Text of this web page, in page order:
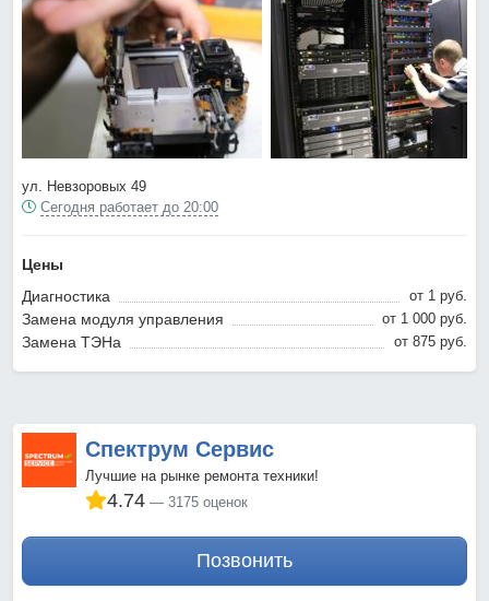
ул. Невзоровых 49
Сегодня работает до 20:00
Цены
Диагностика
от 1 pyб.
Замена модуля управления от 1 000 pyб.
Замена ТЭНа от 875 pyб.
Спектрум Сервис
Лучшие на рынке ремонта техники!
4.74 3175 оценок
Позвонить